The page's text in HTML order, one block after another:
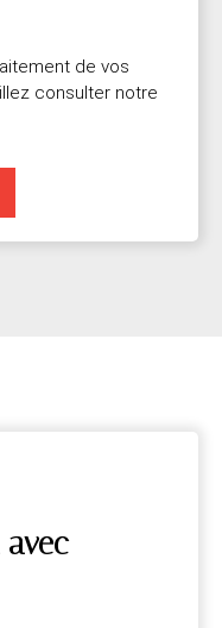
de vos
consulter notre
avec